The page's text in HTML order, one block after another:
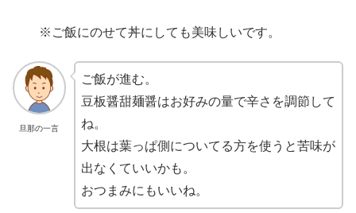
※ご飯にのせて丼にしても美味しいです。
旦那の一言
ご飯が進む。
豆板醤甜麺醤はお好みの量で辛さを調節して
ね。
大根は葉っぱ側についてる方を使うと苦味が
出なくていいかも。
おつまみにもいいね。